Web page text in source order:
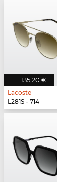
135,20 €
Lacoste
L281S - 714